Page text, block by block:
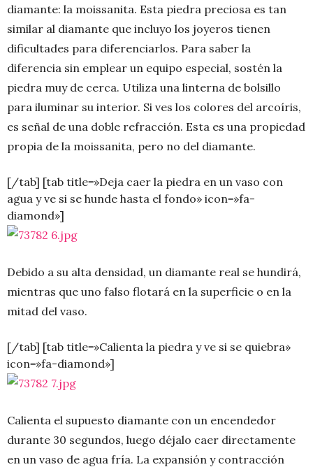
diamante: la moissanita. Esta piedra preciosa es tan
similar al diamante que incluyo los joyeros tienen
dificultades para diferenciarlos. Para saber la
diferencia sin emplear un equipo especial, sostén la
piedra muy de cerca. Utiliza una linterna de bolsillo
para iluminar su interior. Si ves los colores del arcoíris,
es señal de una doble refracción. Esta es una propiedad
propia de la moissanita, pero no del diamante.
[/tab] [tab title=»Deja caer la piedra en un vaso con
agua y ve si se hunde hasta el fondo» icon=»fa-
diamond»]
Debido a su alta densidad, un diamante real se hundirá,
mientras que uno falso flotará en la superficie o en la
mitad del vaso.
[/tab] [tab title=»Calienta la piedra y ve si se quiebra»
icon=»fa-diamond»]
Calienta el supuesto diamante con un encendedor
durante 30 segundos, luego déjalo caer directamente
en un vaso de agua fría. La expansión y contracción